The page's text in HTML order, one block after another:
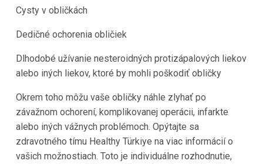
Cysty v obličkách
Dedičné ochorenia obličiek
Dlhodobé užívanie nesteroidných protizápalových liekov
alebo iných liekov, ktoré by mohli poškodiť obličky
Okrem toho môžu vaše obličky náhle zlyhať po
závažnom ochorení, komplikovanej operácii, infarkte
alebo iných vážnych problémoch. Opýtajte sa
zdravotného tímu Healthy Türkiye na viac informácií o
vašich možnostiach. Toto je individuálne rozhodnutie,